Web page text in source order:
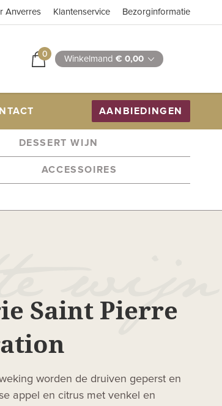
Anverres Klantenservice Bezorginformatie
0 Winkelmand € 0,00
AANBIEDINGEN
DESSERT WIJN
ACCESSOIRES
Saint Pierre
worden de druiven geperst en
appel en citrus met venkel en